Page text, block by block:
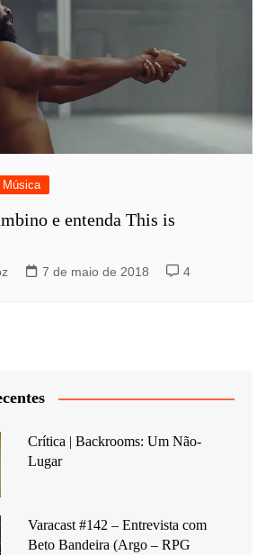
Música
e entenda This is
7 de maio de 2018 4
Crítica | Backrooms: Um Não-
Lugar
Varacast #142 – Entrevista com
Beto Bandeira (Argo – RPG